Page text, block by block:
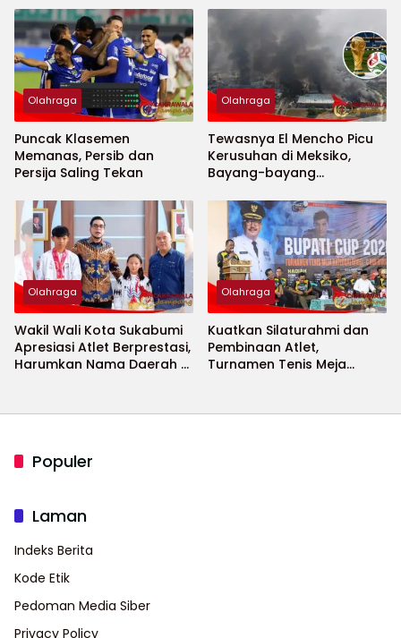
Olahraga
Puncak Klasemen
Memanas, Persib dan
Persija Saling Tekan
Olahraga
Tewasnya El Mencho Picu
Kerusuhan di Meksiko,
Bayang-bayang
2026 Menguat
Olahraga
Wakil Wali Kota Sukabumi
Apresiasi Atlet Berprestasi,
Harumkan Nama Daerah di
Olahraga
Kuatkan Silaturahmi dan
Pembinaan Atlet,
Turnamen Tenis Meja
Populer
Laman
Indeks Berita
Kode Etik
Pedoman Media Siber
Privacy Policy